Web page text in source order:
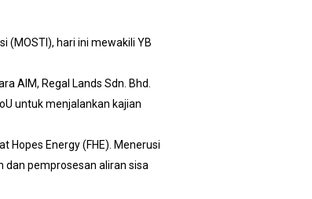
(MOSTI), hari ini mewakili YB
AIM, Regal Lands Sdn. Bhd.
untuk menjalankan kajian
Hopes Energy (FHE). Menerusi
dan pemprosesan aliran sisa